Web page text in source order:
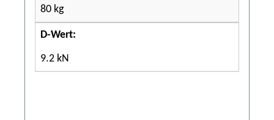
80 kg
D-Wert:
9.2 kN